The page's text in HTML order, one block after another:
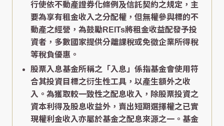
行使依不動產證券化條例及信託契約之規定，主
要為享有租金收入之分配權，但無權參與標的不
動產之經營，為鼓勵REITs將租金收益配發予投
資者，多數國家提供分離課稅或免徵企業所得稅
等稅負優惠。
股票入息基金所稱之「入息」係指基金會使用符
合其投資目標之衍生性工具，以產生額外之收
入。為獲取較一致性之配息收入，除股票投資之
資本利得及股息收益外，賣出短期選擇權之已實
現權利金收入亦屬於基金之配息來源之一。基金